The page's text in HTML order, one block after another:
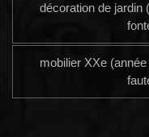
décoration de jardin
mobilier XXe